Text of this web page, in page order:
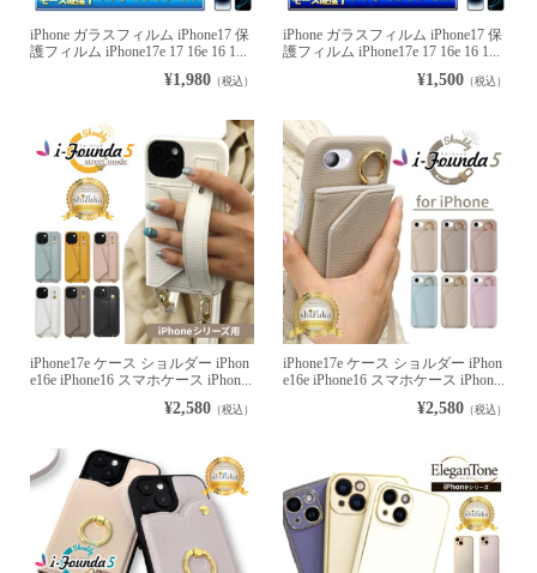
iPhone ガラスフィルム iPhone17 保
護フィルム iPhone17e 17 16e 16 1...
¥1,980（税込）
iPhone ガラスフィルム iPhone17 保
護フィルム iPhone17e 17 16e 16 1...
¥1,500 （税込）
iPhone17e ケース ショルダー iPhon
e16e iPhone16 スマホケース iPhon...
¥2,580（税込）
iPhone17e ケース ショルダー iPhon
e16e iPhone16 スマホケース iPhon...
¥2,580 （税込）